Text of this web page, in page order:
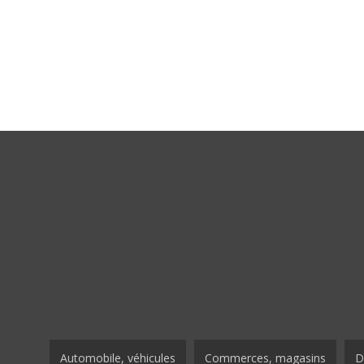
Automobile, véhicules Commerces, magasins